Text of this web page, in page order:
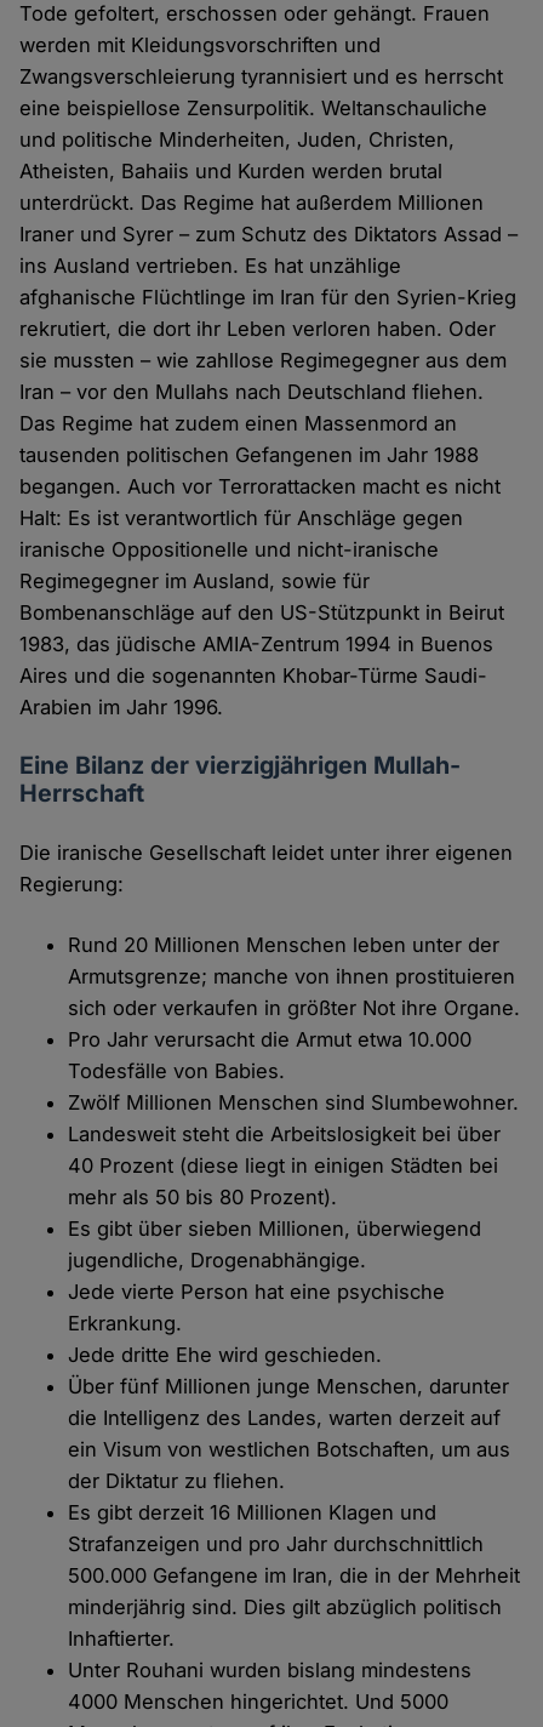
Tode gefoltert, erschossen oder gehängt. Frauen
werden mit Kleidungsvorschriften und
Zwangsverschleierung tyrannisiert und es herrscht
eine beispiellose Zensurpolitik. Weltanschauliche
und politische Minderheiten, Juden, Christen,
Atheisten, Bahaiis und Kurden werden brutal
unterdrückt. Das Regime hat außerdem Millionen
Iraner und Syrer – zum Schutz des Diktators Assad –
ins Ausland vertrieben. Es hat unzählige
afghanische Flüchtlinge im Iran für den Syrien-Krieg
rekrutiert, die dort ihr Leben verloren haben. Oder
sie mussten – wie zahllose Regimegegner aus dem
Iran – vor den Mullahs nach Deutschland fliehen.
Das Regime hat zudem einen Massenmord an
tausenden politischen Gefangenen im Jahr 1988
begangen. Auch vor Terrorattacken macht es nicht
Halt: Es ist verantwortlich für Anschläge gegen
iranische Oppositionelle und nicht-iranische
Regimegegner im Ausland, sowie für
Bombenanschläge auf den US-Stützpunkt in Beirut
1983, das jüdische AMIA-Zentrum 1994 in Buenos
Aires und die sogenannten Khobar-Türme Saudi-
Arabien im Jahr 1996.
Eine Bilanz der vierzigjährigen Mullah-
Herrschaft
Die iranische Gesellschaft leidet unter ihrer eigenen
Regierung:
Rund 20 Millionen Menschen leben unter der
Armutsgrenze; manche von ihnen prostituieren
sich oder verkaufen in größter Not ihre Organe.
Pro Jahr verursacht die Armut etwa 10.000
Todesfälle von Babies.
Zwölf Millionen Menschen sind Slumbewohner.
Landesweit steht die Arbeitslosigkeit bei über
40 Prozent (diese liegt in einigen Städten bei
mehr als 50 bis 80 Prozent).
Es gibt über sieben Millionen, überwiegend
jugendliche, Drogenabhängige.
Jede vierte Person hat eine psychische
Erkrankung.
Jede dritte Ehe wird geschieden.
Über fünf Millionen junge Menschen, darunter
die Intelligenz des Landes, warten derzeit auf
ein Visum von westlichen Botschaften, um aus
der Diktatur zu fliehen.
Es gibt derzeit 16 Millionen Klagen und
Strafanzeigen und pro Jahr durchschnittlich
500.000 Gefangene im Iran, die in der Mehrheit
minderjährig sind. Dies gilt abzüglich politisch
Inhaftierter.
Unter Rouhani wurden bislang mindestens
4000 Menschen hingerichtet. Und 5000